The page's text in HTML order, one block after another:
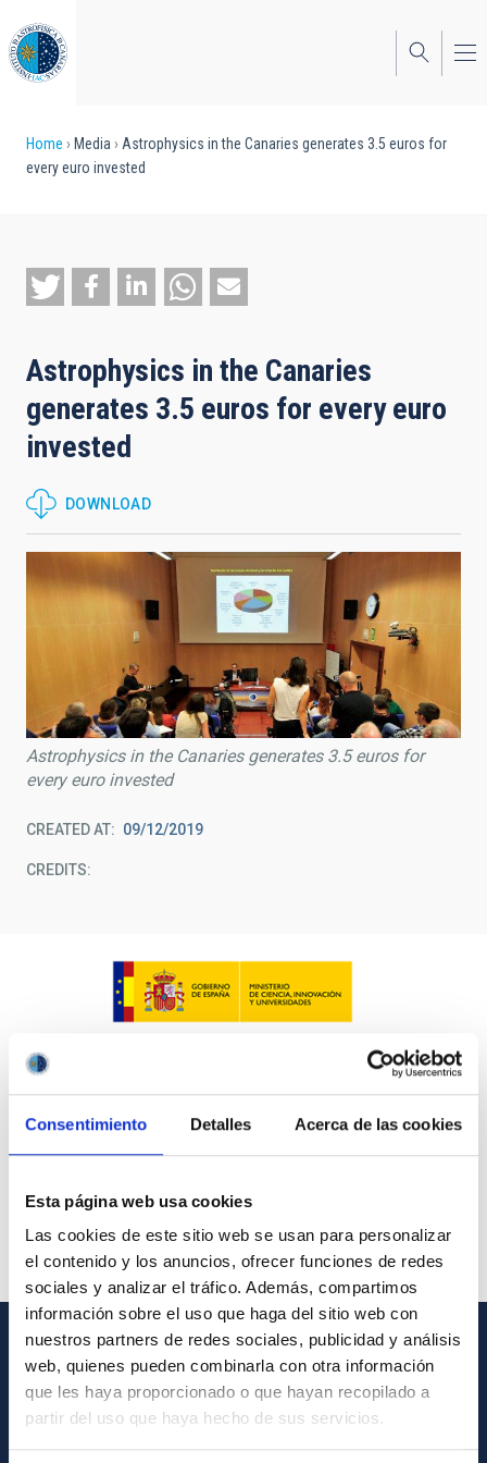
Consentimiento Detalles Acerca de las cookies
Esta página web usa cookies
Las cookies de este sitio web se usan para personalizar
el contenido y los anuncios, ofrecer funciones de redes
sociales y analizar el tráfico. Además, compartimos
información sobre el uso que haga del sitio web con
nuestros partners de redes sociales, publicidad y análisis
web, quienes pueden combinarla con otra información
que les haya proporcionado o que hayan recopilado a
partir del uso que haya hecho de sus servicios.
to
main
content
Breadcrumb
Home Media
Astrophysics in the Canaries generates 3.5 euros for
every euro invested
Astrophysics in the Canaries
generates 3.5 euros for every euro
invested
DOWNLOAD
Astrophysics in the Canaries generates 3.5 euros for
every euro invested
CREATED AT 09/12/2019
CREDITS
GENERAL INFORMATION
Contact
How to get to the IAC